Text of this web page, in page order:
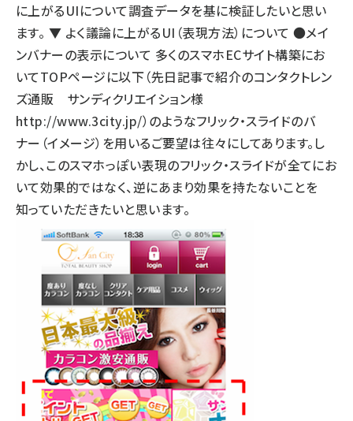
に上がるUIについて調査データを基に検証したいと思い
ます。 ▼ よく議論に上がるUI（表現方法）について ●メイ
ンバナーの表示について 多くのスマホECサイト構築にお
いてTOPページに以下（先日記事で紹介のコンタクトレン
ズ通販 サンディクリエイション様
http://www.3city.jp/）のようなフリック・スライドのバ
ナー（イメージ）を用いるご要望は往々にしてあります。し
かし、このスマホっぽい表現のフリック・スライドが全てにお
いて効果的ではなく、逆にあまり効果を持たないことを
知っていただきたいと思います。